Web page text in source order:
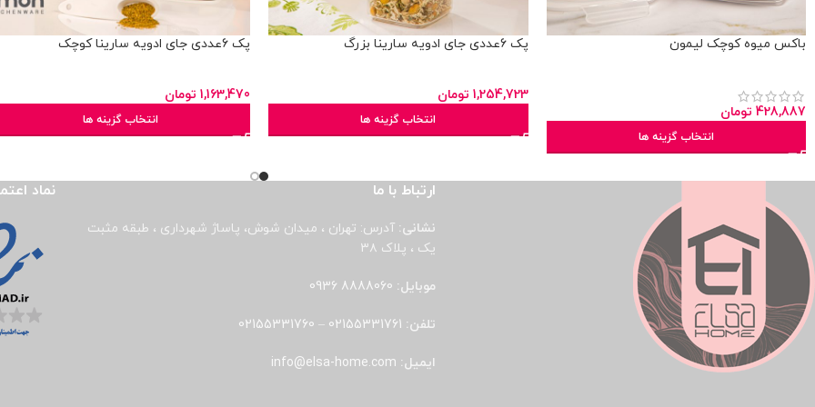
باکس میوه کوچک لیمون
428,887 تومان
انتخاب گزینه ها
پک 6عددی جای ادویه سارینا بزرگ
1,254,723 تومان
انتخاب گزینه ها
پک 6عددی جای ادویه سارینا کوچک
1,163,470 تومان
انتخاب گزینه ها
ارتباط با ما
نشانی: آدرس: تهران ، میدان شوش، پاساژ شهرداری ، طبقه مثبت
یک ، پلاک ۳۸
موبایل: 8888060 0936
تلفن: 02155331761
–
02155331760
ایمیل: info@elsa-home.com
نماد